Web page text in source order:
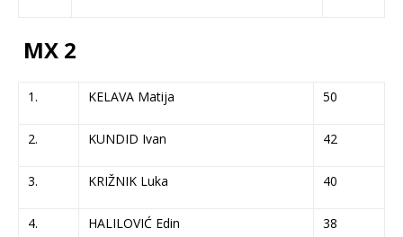
MX 2
1. KELAVA Matija 50
2. KUNDID Ivan 42
3. KRIŽNIK Luka 40
4. HALILOVIĆ Edin 38